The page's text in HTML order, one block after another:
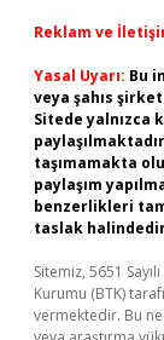
Reklam ve
Yasal Uyarı: Bu
veya şahıs
Sitede yalnızca
taşımamakta
paylaşım
benzerlikleri
taslak
Sitemiz, 5651
Kurumu (BTK)
vermektedir. Bu